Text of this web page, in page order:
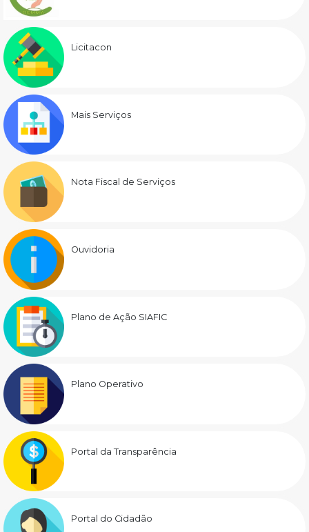
Licitacon
Mais Serviços
Nota Fiscal de Serviços
Ouvidoria
Plano de Ação SIAFIC
Plano Operativo
Portal da Transparência
Portal do Cidadão